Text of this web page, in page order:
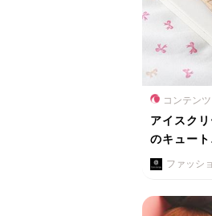
コンテンツ
アイスク
のキュー
ファッシ